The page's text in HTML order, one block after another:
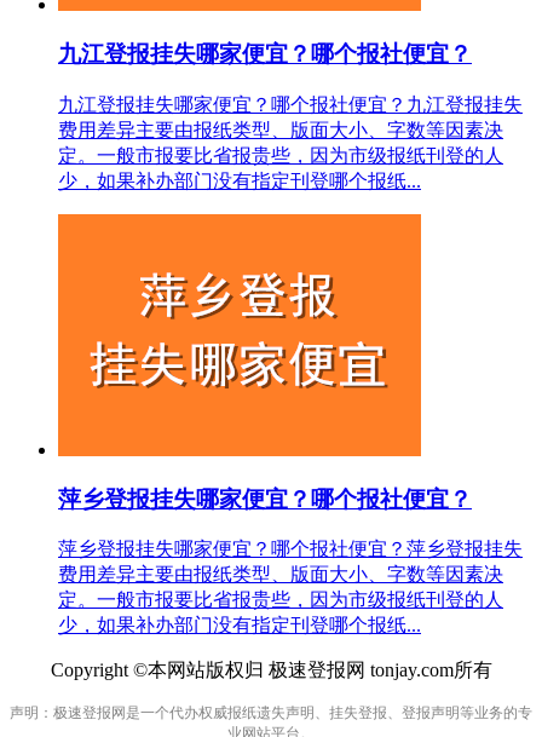
九江登报挂失哪家便宜？哪个报社便宜？
九江登报挂失哪家便宜？哪个报社便宜？九江登报挂失
费用差异主要由报纸类型、版面大小、字数等因素决
定。一般市报要比省报贵些，因为市级报纸刊登的人
少，如果补办部门没有指定刊登哪个报纸...
萍乡登报挂失哪家便宜？哪个报社便宜？
萍乡登报挂失哪家便宜？哪个报社便宜？萍乡登报挂失
费用差异主要由报纸类型、版面大小、字数等因素决
定。一般市报要比省报贵些，因为市级报纸刊登的人
少，如果补办部门没有指定刊登哪个报纸...
Copyright ©本网站版权归 极速登报网 tonjay.com所有
声明：极速登报网是一个代办权威报纸遗失声明、挂失登报、登报声明等业务的专